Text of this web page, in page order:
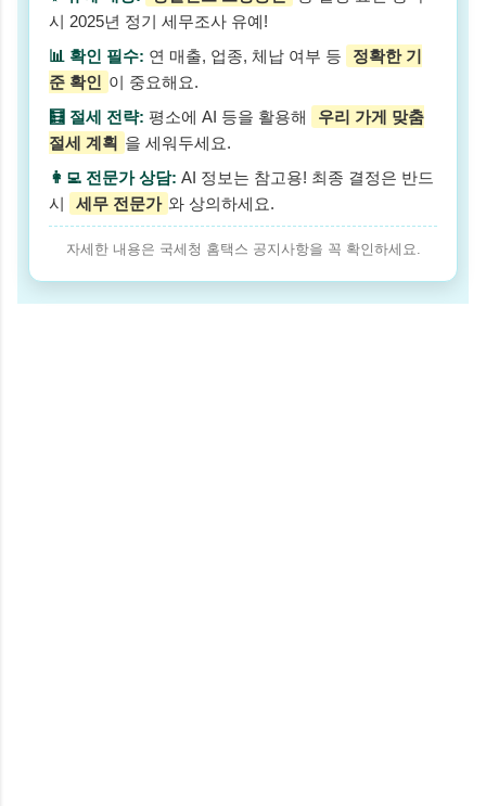
시 2025년 정기 세무조사 유예!
📊 확인 필수: 연 매출, 업종, 체납 여부 등
정확한 기
준 확인 이 중요해요.
🧮 절세 전략: 평소에 AI 등을 활용해
우리 가게 맞춤
절세 계획 을 세워두세요.
👩‍💻 전문가 상담: AI 정보는 참고용! 최종 결정은 반드
시
세무 전문가 와 상의하세요.
자세한 내용은 국세청 홈택스 공지사항을 꼭 확인하세요.